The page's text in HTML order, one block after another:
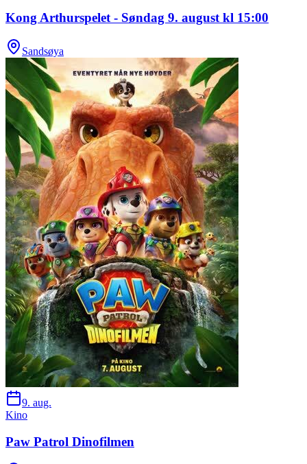
Kong Arthurspelet - Søndag 9. august kl 15:00
Sandsøya
9. aug.
Kino
Paw Patrol Dinofilmen